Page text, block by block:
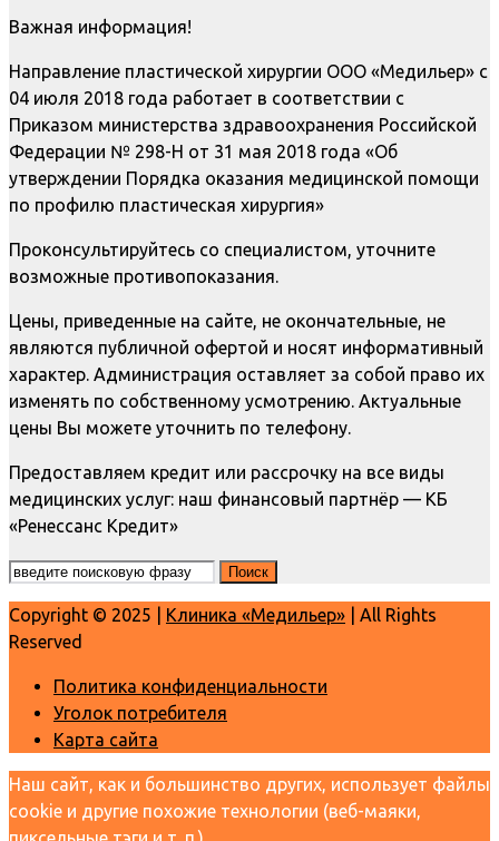
Важная информация!
Направление пластической хирургии ООО «Медильер» с
04 июля 2018 года работает в соответствии с
Приказом министерства здравоохранения Российской
Федерации № 298-Н от 31 мая 2018 года «Об
утверждении Порядка оказания медицинской помощи
по профилю пластическая хирургия»
Проконсультируйтесь со специалистом, уточните
возможные противопоказания.
Цены, приведенные на сайте, не окончательные, не
являются публичной офертой и носят информативный
характер. Администрация оставляет за собой право их
изменять по собственному усмотрению. Актуальные
цены Вы можете уточнить по телефону.
Предоставляем кредит или рассрочку на все виды
медицинских услуг: наш финансовый партнёр — КБ
«Ренессанс Кредит»
Copyright © 2025 | Клиника «Медильер» | All Rights
Reserved
Политика конфиденциальности
Уголок потребителя
Карта сайта
Наш сайт, как и большинство других, использует файлы
cookie и другие похожие технологии (веб-маяки,